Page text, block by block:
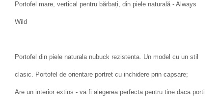
Portofel mare, vertical pentru bărbați, din piele naturală - Always
Wild
Portofel din piele naturala nubuck rezistenta. Un model cu un stil
clasic. Portofel de orientare portret cu inchidere prin capsare;
Are un interior extins - va fi alegerea perfecta pentru tine daca porti